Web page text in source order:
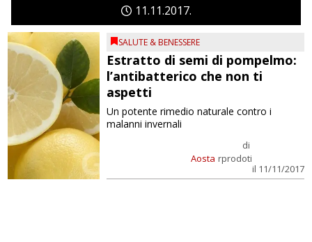
11 11 2017
SALUTE & BENESSERE
Estratto di semi di pompelmo:
l’antibatterico che non ti
aspetti
Aosta
di
rprodoti
il 11/11/2017
Un potente rimedio naturale contro i
malanni invernali